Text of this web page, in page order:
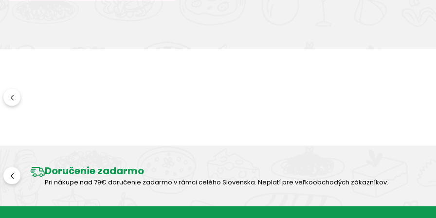
Doručenie zadarmo
Pri nákupe nad 79€ doručenie zadarmo v rámci celého Slovenska. Neplatí pre veľkoobchodých zákazníkov.